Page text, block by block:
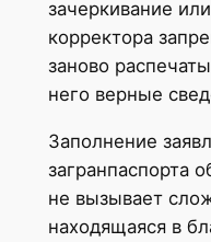
зачеркивание
корректора
заново
него верные
Заполнение
загранпаспорта
не вызывает
находящаяся в